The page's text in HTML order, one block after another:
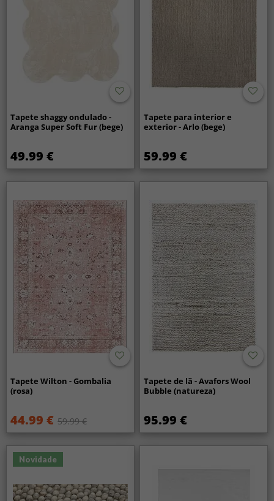
Tapete shaggy ondulado -
Aranga Super Soft Fur (bege)
49.99 €
Tapete para interior e
exterior - Arlo (bege)
59.99 €
Tapete Wilton - Gombalia
(rosa)
44.99 € 59.99 €
Tapete de lã - Avafors Wool
Bubble (natureza)
95.99 €
Novidade